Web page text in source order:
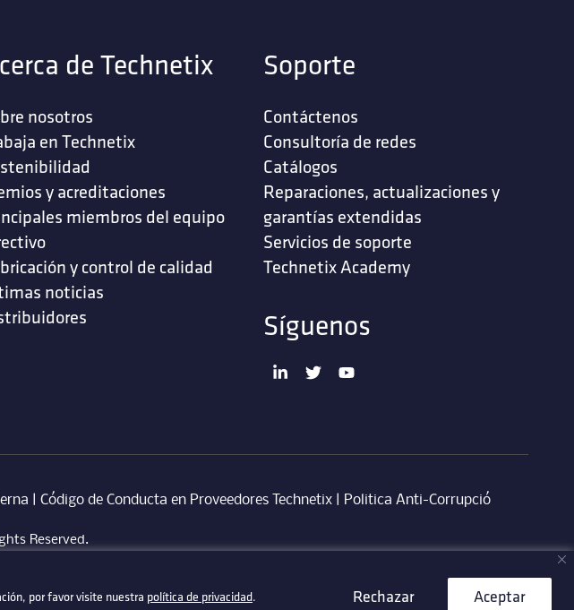
por favor visite nuestra política de privacidad. Rechazar Aceptar
por favor visite nuestra política de privacidad. Rechazar Aceptar
de Technetix
nosotros
en Technetix
y acreditaciones
miembros del equipo
y control de calidad
noticias
Soporte
Contáctenos
‎Consultoría de redes‎
Catálogos
Reparaciones, actualizaciones y
garantías extendidas
Servicios de soporte ‎
Technetix Academy
Síguenos
‎ | Código de Conducta en Proveedores Technetix| Politica Anti-Corrupció
Reserved.